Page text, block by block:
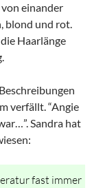
einander
blond und rot.
Haarlänge
verfällt. “Angie
Sandra hat
fast immer